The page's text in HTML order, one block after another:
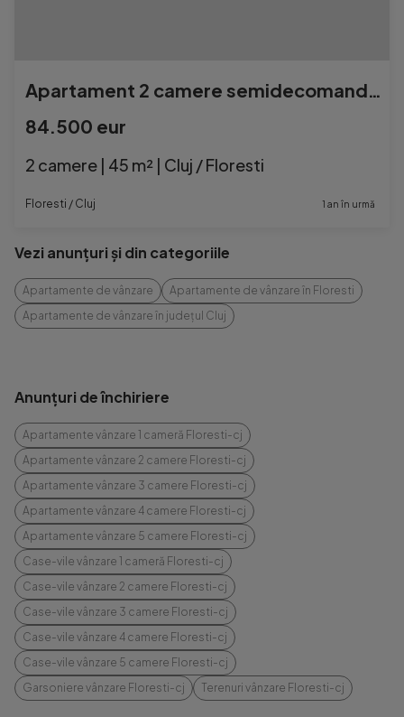
Apartament 2 camere semidecomandat FLORESTI
84.500 eur
2 camere | 45 m² | Cluj / Floresti
Floresti / Cluj 1 an în urmă
Vezi anunțuri și din categoriile
Apartamente de vânzare
Apartamente de vânzare în Floresti
Apartamente de vânzare în județul Cluj
Anunțuri de închiriere
Apartamente vânzare 1 cameră Floresti-cj
Apartamente vânzare 2 camere Floresti-cj
Apartamente vânzare 3 camere Floresti-cj
Apartamente vânzare 4 camere Floresti-cj
Apartamente vânzare 5 camere Floresti-cj
Case-vile vânzare 1 cameră Floresti-cj
Case-vile vânzare 2 camere Floresti-cj
Case-vile vânzare 3 camere Floresti-cj
Case-vile vânzare 4 camere Floresti-cj
Case-vile vânzare 5 camere Floresti-cj
Garsoniere vânzare Floresti-cj
Terenuri vânzare Floresti-cj